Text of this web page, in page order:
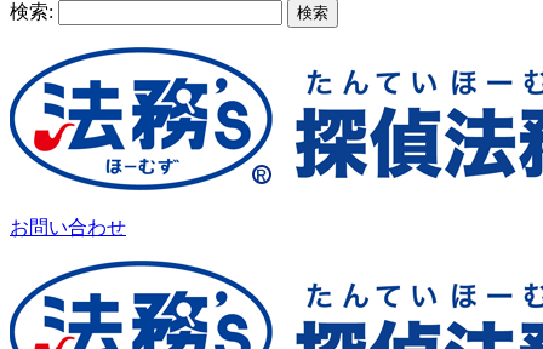
検索:
お問い合わせ